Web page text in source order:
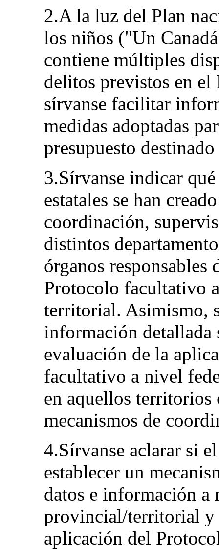
2.A la luz del Plan
los niños ("Un
contiene múltiples
delitos previstos en
sírvanse facilitar
medidas adoptadas
presupuesto
3.Sírvanse indicar
estatales se han
coordinación,
distintos
órganos
Protocolo facultativo
territorial. Asimismo,
información detallada
evaluación de la
facultativo a nivel
en aquellos territorios
mecanismos de
4.Sírvanse aclarar si
establecer un
datos e información a
provincial/territorial y
aplicación del